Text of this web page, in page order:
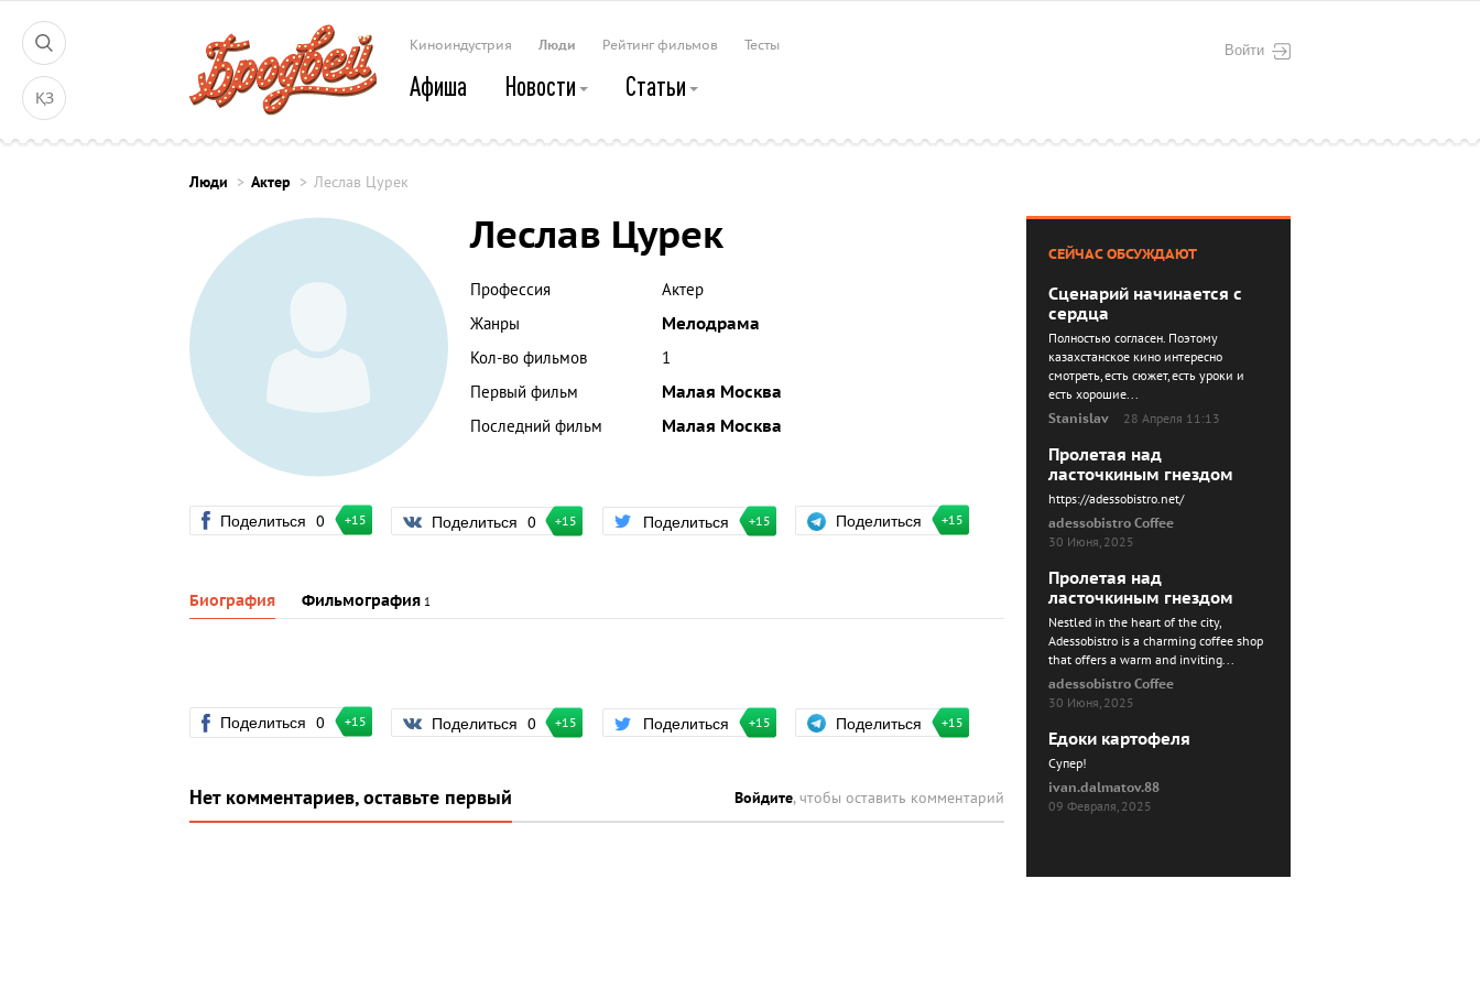
ҚЗ
Войти
Киноиндустрия Люди Рейтинг фильмов Тесты
Афиша Новости Статьи
Люди Актер Леслав Цурек
Леслав Цурек
Профессия
Актер
Жанры
Мелодрама
Кол-во фильмов
1
Первый фильм
Малая Москва
Последний фильм
Малая Москва
Поделиться 0 +15 Поделиться 0 +15 Поделиться +15 Поделиться +15
Биография Фильмография 1
Поделиться 0 +15 Поделиться 0 +15 Поделиться +15 Поделиться +15
Нет комментариев, оставьте первый Войдите, чтобы оставить комментарий
СЕЙЧАС ОБСУЖДАЮТ
Сценарий начинается с
сердца
Полностью согласен. Поэтому
казахстанское кино интересно
смотреть, есть сюжет, есть уроки и
есть хорошие...
Stanislav
28 Апреля 11:13
Пролетая над
ласточкиным гнездом
https://adessobistro.net/
adessobistro Coffee
30 Июня, 2025
Пролетая над
ласточкиным гнездом
Nestled in the heart of the city,
Adessobistro is a charming coffee shop
that offers a warm and inviting...
adessobistro Coffee
30 Июня, 2025
Едоки картофеля
Cупер!
ivan.dalmatov.88
09 Февраля, 2025